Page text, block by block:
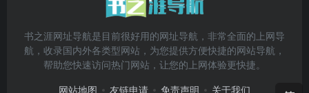
书之涯网址导航是目前很好用的网址导航，非常全面的上网导
航，收录国内外各类型网站，为您提供方便快捷的网站导航，
帮助您快速访问热门网站，让您的上网体验更快捷。
网站地图 友链申请 免责声明 关于我们